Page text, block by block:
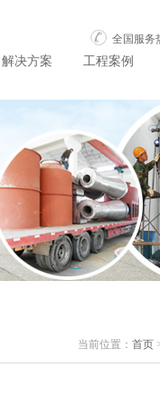
全国服务
解决方案 工程案例
当前位置： 首页